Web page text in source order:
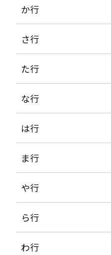
か行
さ行
た行
な行
は行
ま行
や行
ら行
わ行